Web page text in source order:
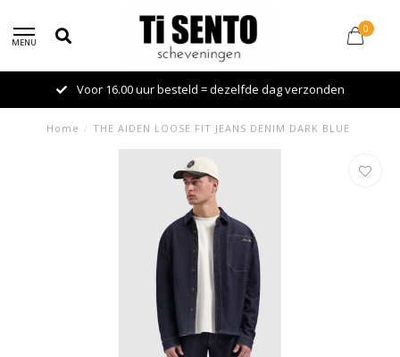
MENU
0
Voor 16.00 uur besteld = dezelfde dag verzonden
Home / THE AIDEN LOOSE FIT JEANS DENIM DARK BLUE